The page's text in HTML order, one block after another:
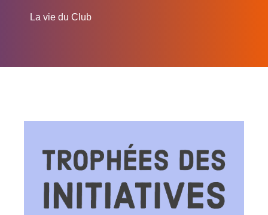
La vie du Club